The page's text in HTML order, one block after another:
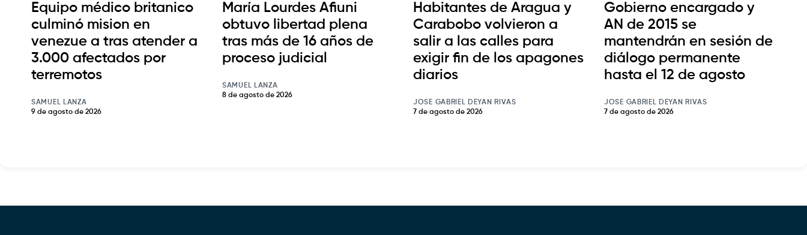
Equipo médico britanico
culminó mision en
venezue a tras atender a
3.000 afectados por
terremotos
SAMUEL LANZA
9 de agosto de 2026
María Lourdes Afiuni
obtuvo libertad plena
tras más de 16 años de
proceso judicial
SAMUEL LANZA
8 de agosto de 2026
Habitantes de Aragua y
Carabobo volvieron a
salir a las calles para
exigir fin de los apagones
diarios
JOSE GABRIEL DEYAN RIVAS
7 de agosto de 2026
Gobierno encargado y
AN de 2015 se
mantendrán en sesión de
diálogo permanente
hasta el 12 de agosto
JOSE GABRIEL DEYAN RIVAS
7 de agosto de 2026